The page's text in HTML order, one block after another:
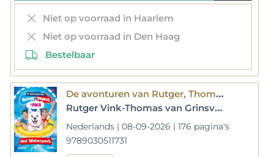
Niet op voorraad in Haarlem
Niet op voorraad in Den Haag
Bestelbaar
De avonturen van Rutger, Thomas en Paco - Het Waterpark
Rutger Vink-Thomas van Grinsven
Nederlands | 08-09-2026 | 176 pagina's
9789030511731